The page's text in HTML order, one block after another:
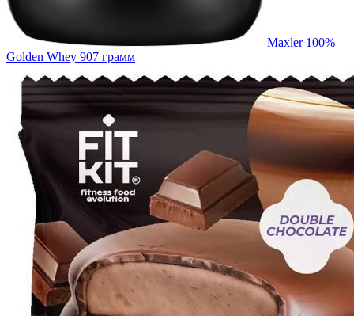
Maxler 100%
Golden Whey 907 грамм